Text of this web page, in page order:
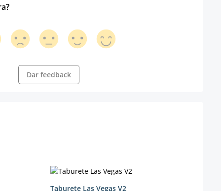
Dar feedback
Taburete Las Vegas V2